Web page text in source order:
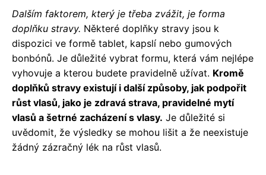
Dalším faktorem, který je třeba zvážit, je forma
doplňku stravy. Některé doplňky stravy jsou k
dispozici ve formě tablet, kapslí nebo gumových
bonbónů. Je důležité vybrat formu, která vám nejlépe
vyhovuje a kterou budete pravidelně užívat. Kromě
doplňků stravy existují i ​​další způsoby, jak podpořit
růst vlasů, jako je zdravá strava, pravidelné mytí
vlasů a šetrné zacházení s vlasy. Je důležité si
uvědomit, že výsledky se mohou lišit a že neexistuje
žádný zázračný lék na růst vlasů.